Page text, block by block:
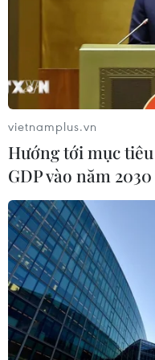
Thành phố Hồ Chí
hệ thống y tế đa tầng,
nhất
01/08/2026 09:14
Gia Lai xác thực
hiểm
01/08/2026 07:05
Bộ Y tế : Trên 22%
thành thiếu vận động
31/07/2026 04:10
vietnamplus.vn
Hướng tới mục
GDP vào năm 2030